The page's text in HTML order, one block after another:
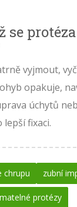
se
vyjmout,
opakuje,
úchytů
fixaci.
chrupu zubní
protézy